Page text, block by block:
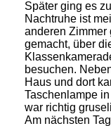
Später ging es
Nachtruhe ist
anderen Zimmer
gemacht, über
besuchen.
Haus und dort
Taschenlampe
war richtig
Am nächsten